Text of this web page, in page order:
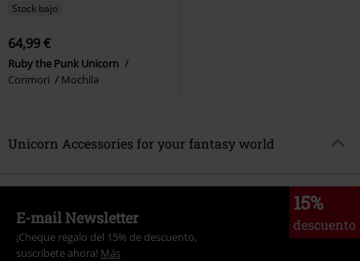
Stock bajo
64,99 €
Ruby the Punk Unicorn
Corimori
Mochila
Unicorn Accessories for your fantasy world
15%
descuento
E-mail Newsletter
¡Cheque regalo del 15% de descuento,
suscríbete ahora! Más